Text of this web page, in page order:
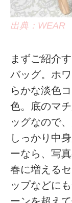
出典：WEAR
まずご紹介
バッグ。ホ
らかな淡色
色。底のマ
ッグなので
しっかり中
ーなら、写
春に増える
ップなどに